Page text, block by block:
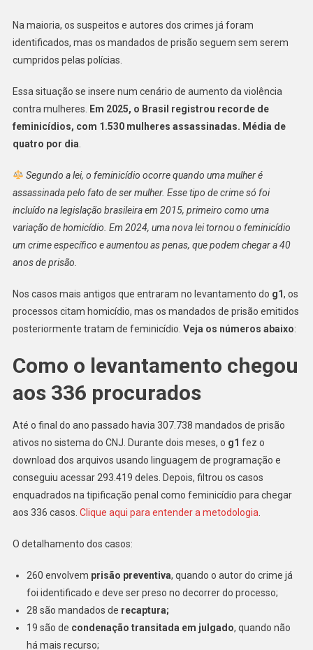
Na maioria, os suspeitos e autores dos crimes já foram
identificados, mas os mandados de prisão seguem sem serem
cumpridos pelas polícias.
Essa situação se insere num cenário de aumento da violência
contra mulheres.
Em 2025, o Brasil registrou recorde de
feminicídios, com 1.530 mulheres assassinadas. Média de
quatro por dia
Segundo a lei, o feminicídio ocorre quando uma mulher é
assassinada pelo fato de ser mulher. Esse tipo de crime só foi
incluído na legislação brasileira em 2015, primeiro como uma
variação de homicídio. Em 2024, uma nova lei tornou o feminicídio
um crime específico e aumentou as penas, que podem chegar a 40
anos de prisão.
Nos casos mais antigos que entraram no levantamento do g1, os
processos citam homicídio, mas os mandados de prisão emitidos
posteriormente tratam de feminicídio. Veja os números abaixo:
Como o levantamento chegou
aos 336 procurados
Até o final do ano passado havia 307.738 mandados de prisão
ativos no sistema do CNJ. Durante dois meses, o g1 fez o
download dos arquivos usando linguagem de programação e
conseguiu acessar 293.419 deles. Depois, filtrou os casos
enquadrados na tipificação penal como feminicídio para chegar
aos 336 casos. Clique aqui para entender a metodologia
O detalhamento dos casos:
260 envolvem prisão preventiva, quando o autor do crime já
foi identificado e deve ser preso no decorrer do processo;
28 são mandados de recaptura;
19 são de condenação transitada em julgado, quando não
há mais recurso;